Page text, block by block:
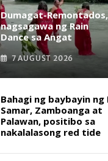
Dumagat-Remontados,
nagsagawa ng Rain
Dance sa Angat
7 AUGUST 2026
Bahagi ng baybayin ng
Samar, Zamboanga at
Palawan, positibo sa
nakalalasong red tide